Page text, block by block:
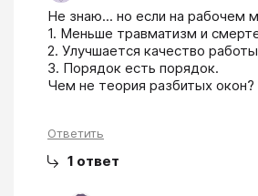
Не знаю... но если на рабочем
1. Меньше травматизм и
2. Улучшается качество
3. Порядок есть порядок.
Чем не теория разбитых окон?
Ответить
1 ответ